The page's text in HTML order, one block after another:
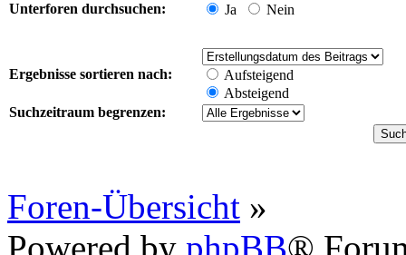
Unterforen durchsuchen: Ja Nein
Ergebnisse sortieren nach:
Aufsteigend
Absteigend
Suchzeitraum begrenzen:
Foren-Übersicht »